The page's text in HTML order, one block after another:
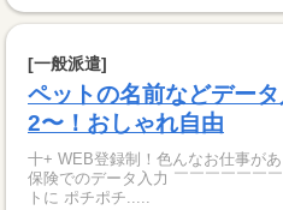
[一般派遣]
ペットの名前などデー
2〜！おしゃれ自由
十+ WEB登録制！色んなお仕事があります +十 例
保険でのデータ入力 ￣￣￣￣￣￣
トに ポチポチ.....